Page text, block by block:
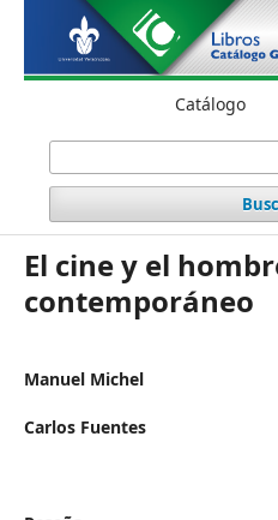
Catálogo
El cine y el
contemporáneo
Manuel Michel
Carlos Fuentes